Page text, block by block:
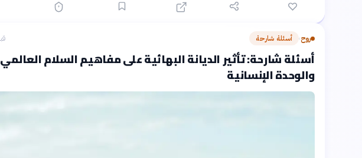
روح› أسئلة شارحة قبل
أسئلة شارحة: تأثير الديانة البهائية على مفاهيم السلام العالمي
والوحدة الإنسانية